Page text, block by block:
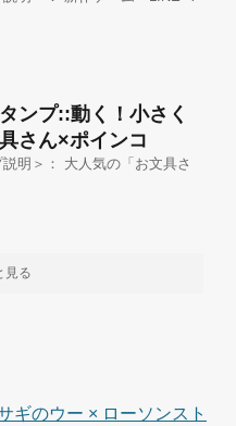
ンプ::動く！小さく
さん×ポインコ
明＞： 大人気の「お文具さ
見る
ギのウー × ローソンスト